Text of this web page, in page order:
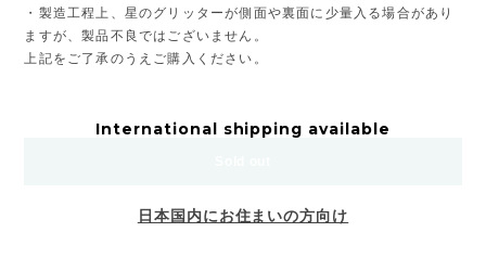
・製造工程上、星のグリッターが側面や裏面に少量入る場合があり
ますが、製品不良ではございません。
上記をご了承のうえご購入ください。
International shipping available
日本国内にお住まいの方向け